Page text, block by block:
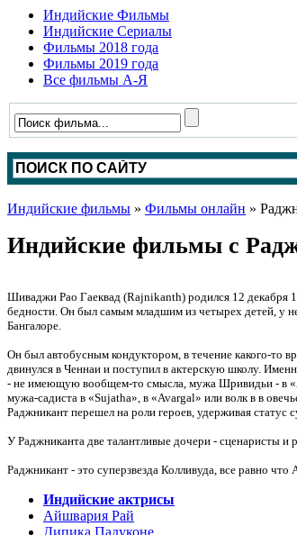
Индийские Фильмы
Индийские Сериалы
Фильмы 2018 года
Фильмы 2019 года
Все фильмы А-Я
Индийские фильмы » Фильмы онлайн »
Индийские фильмы с
Шиваджи Рао Гаеквад (Rajnikanth) родился 12 декабря
бедности. Он был самым младшим из четырех детей, у
Бангалоре.
Он был автобусным кондуктором, в течение какого-то
двинулся в Ченнаи и поступил в актерскую школу.
- не имеющую вообщем-то смысла, мужа Шривидьи - в
мужа-садиста в «Sujatha», в «Avargal» или волк в в
Раджникант перешел на роли героев, удерживая статус
У Раджниканта две талантливые дочери - сценаристы
Раджникант - это суперзвезда Колливуда, все равно что
Индийские актрисы
Айшвария Рай
Дипика Падуконе